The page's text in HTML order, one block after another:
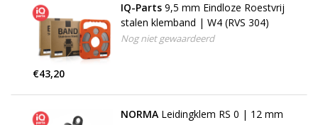
IQ-Parts 9,5 mm Eindloze Roestvrij
stalen klemband | W4 (RVS 304)
Nog niet gewaardeerd
€43,20
NORMA Leidingklem RS 0 | 12 mm